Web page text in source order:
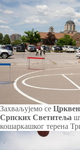
Захваљујемо се
Српских Светитеља
кошаркашког терена